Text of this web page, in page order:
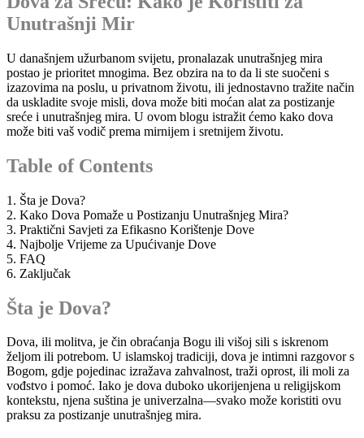
Unutrašnji Mir
U današnjem užurbanom svijetu, pronalazak unutrašnjeg mira
postao je prioritet mnogima. Bez obzira na to da li ste suočeni s
izazovima na poslu, u privatnom životu, ili jednostavno tražite način
da uskladite svoje misli, dova može biti moćan alat za postizanje
sreće i unutrašnjeg mira. U ovom blogu istražit ćemo kako dova
može biti vaš vodič prema mirnijem i sretnijem životu.
Table of Contents
1. Šta je Dova?
2. Kako Dova Pomaže u Postizanju Unutrašnjeg Mira?
3. Praktični Savjeti za Efikasno Korištenje Dove
4. Najbolje Vrijeme za Upućivanje Dove
5. FAQ
6. Zaključak
Šta je Dova?
Dova, ili molitva, je čin obraćanja Bogu ili višoj sili s iskrenom
željom ili potrebom. U islamskoj tradiciji, dova je intimni razgovor s
Bogom, gdje pojedinac izražava zahvalnost, traži oprost, ili moli za
vođstvo i pomoć. Iako je dova duboko ukorijenjena u religijskom
kontekstu, njena suština je univerzalna—svako može koristiti ovu
praksu za postizanje unutrašnjeg mira.